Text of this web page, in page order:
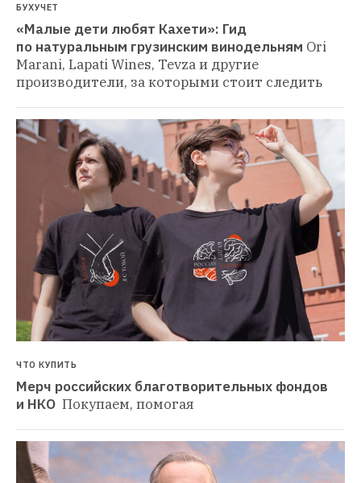
БУХУЧЕТ
«Малые дети любят Кахети»: Гид
по натуральным грузинским винодельням Ori
Marani, Lapati Wines, Tevza и другие
производители, за которыми стоит следить
ЧТО КУПИТЬ
Мерч российских благотворительных фондов
и НКО Покупаем, помогая